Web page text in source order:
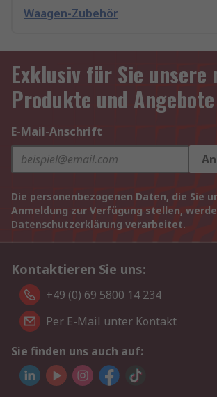
Waagen-Zubehör
Exklusiv für Sie unsere
Produkte und Angebote
E-Mail-Anschrift
Die personenbezogenen Daten, die Sie
Anmeldung zur Verfügung stellen,
Datenschutzerklärung verarbeitet.
Kontaktieren Sie uns:
+49 (0) 69 5800 14 234
Per E-Mail unter Kontakt
Sie finden uns auch auf: